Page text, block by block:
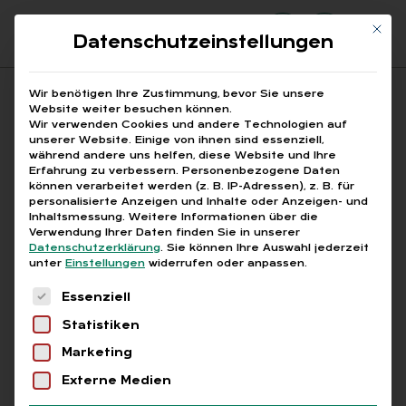
Suchfeld
Suchen
Breadcrumb-Navigation
STARTSEITE ABGABESATZ 2025
Alle Bei­trä­ge mit dem
Schlag­wort „Ab­ga­be­
satz 2025“
Mit
Datenschutzeinstellungen
Wir benötigen Ihre Zustimmung, bevor Sie unsere
Website weiter besuchen können.
Wir verwenden Cookies und andere Technologien auf
unserer Website. Einige von ihnen sind essenziell,
während andere uns helfen, diese Website und Ihre
Erfahrung zu verbessern. Personenbezogene Daten
können verarbeitet werden (z. B. IP-Adressen), z. B. für
personalisierte Anzeigen und Inhalte oder Anzeigen- und
Inhaltsmessung. Weitere Informationen über die
Verwendung Ihrer Daten finden Sie in unserer
Datenschutzerklärung. Sie können Ihre Auswahl jederzeit
unter Einstellungen widerrufen oder anpassen.
Es folgt eine Liste der Service-Gruppen, für
Essenziell
Statistiken
Marketing
Externe Medien